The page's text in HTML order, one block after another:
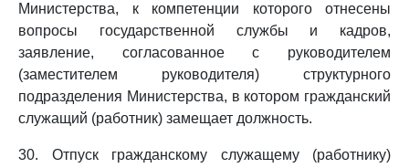
Министерства, к компетенции которого отнесены
вопросы государственной службы и кадров,
заявление, согласованное с руководителем
(заместителем руководителя) структурного
подразделения Министерства, в котором гражданский
служащий (работник) замещает должность.
30. Отпуск гражданскому служащему (работнику)